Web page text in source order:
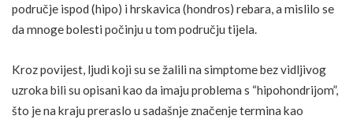
područje ispod (hipo) i hrskavica (hondros) rebara, a mislilo se
da mnoge bolesti počinju u tom području tijela.
Kroz povijest, ljudi koji su se žalili na simptome bez vidljivog
uzroka bili su opisani kao da imaju problema s “hipohondrijom”,
što je na kraju preraslo u sadašnje značenje termina kao